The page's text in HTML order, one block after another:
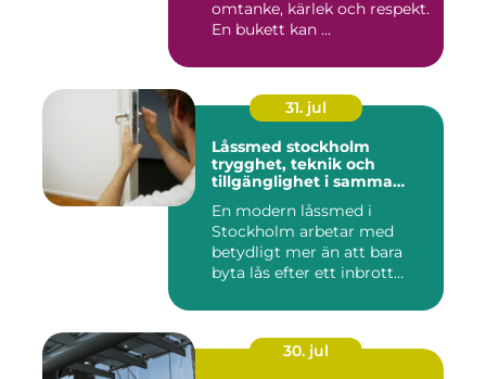
omtanke, kärlek och respekt.
En bukett kan ...
31. jul
Låssmed stockholm
trygghet, teknik och
tillgänglighet i samma
En modern låssmed i
Stockholm arbetar med
betydligt mer än att bara
byta lås efter ett inbrott
30. jul